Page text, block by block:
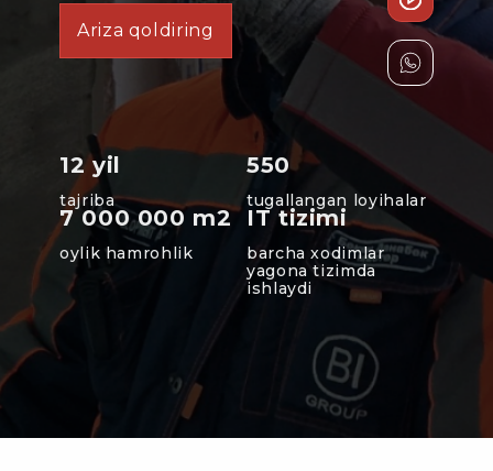
Ariza qoldiring
12 yil
tajriba
550
tugallangan loyihalar
7 000 000 m2
oylik hamrohlik
IT tizimi
barcha xodimlar
yagona tizimda
ishlaydi